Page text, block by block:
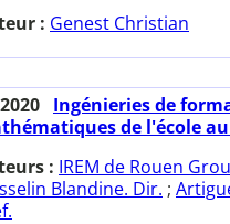
: Genest Christian
2020 Ingénieries de
de l'école
: IREM de Rouen
Blandine. Dir. ;